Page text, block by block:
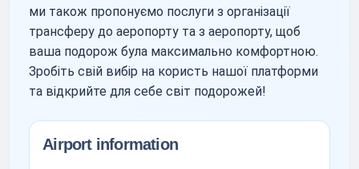
ми також пропонуємо послуги з організації
трансферу до аеропорту та з аеропорту, щоб
ваша подорож була максимально комфортною.
Зробіть свій вибір на користь нашої платформи
та відкрийте для себе світ подорожей!
Airport information